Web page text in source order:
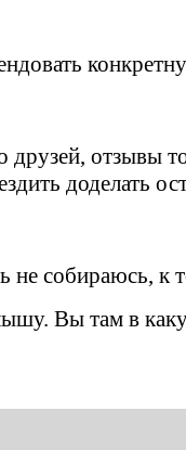
друзей, отзывы
доделать
собираюсь, к
Вы там в